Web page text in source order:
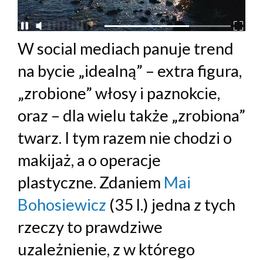
W social mediach panuje trend
na bycie „idealną” – extra figura,
„zrobione” włosy i paznokcie,
oraz – dla wielu także „zrobiona”
twarz. I tym razem nie chodzi o
makijaż, a o operacje
plastyczne. Zdaniem Mai
Bohosiewicz (35 l.) jedna z tych
rzeczy to prawdziwe
uzależnienie, z w którego